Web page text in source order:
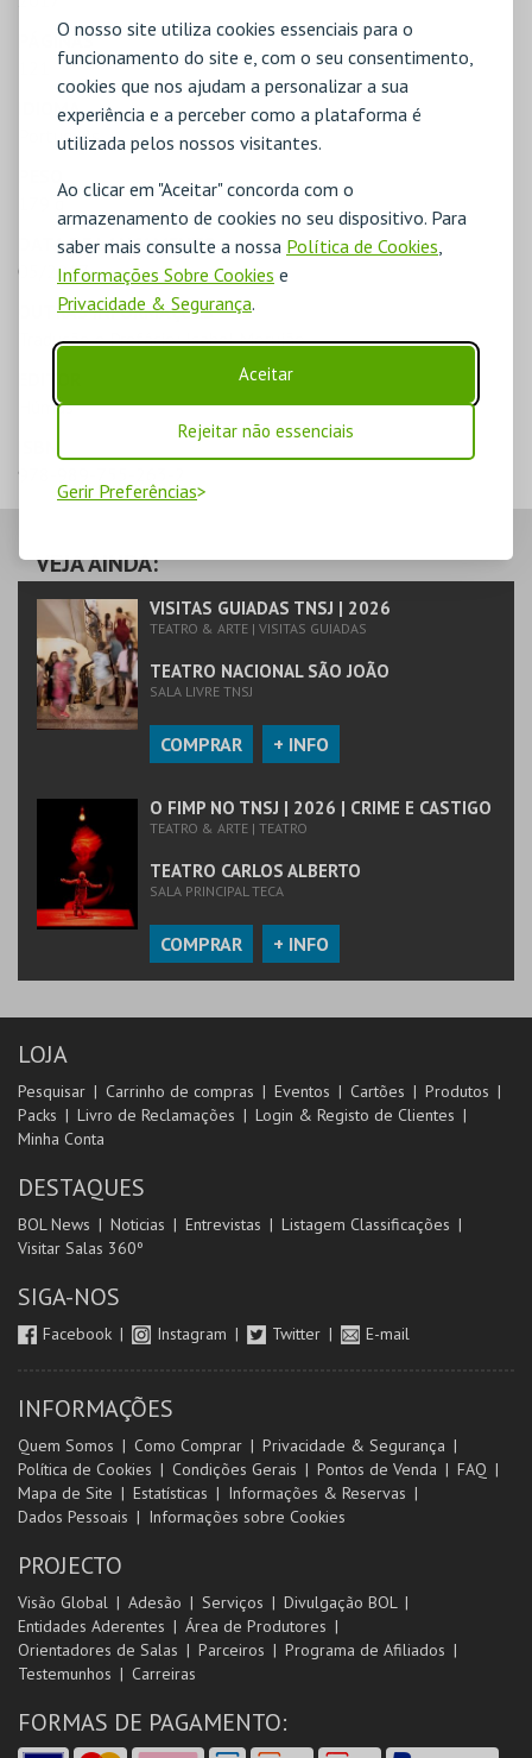
O nosso site utiliza cookies essenciais para o
funcionamento do site e, com o seu consentimento,
cookies que nos ajudam a personalizar a sua
experiência e a perceber como a plataforma é
utilizada pelos nossos visitantes.
Ao clicar em "Aceitar" concorda com o
armazenamento de cookies no seu dispositivo. Para
saber mais consulte a nossa Política de Cookies
Informações Sobre Cookies e
Privacidade & Segurança.
Aceitar
Rejeitar não essenciais
Gerir Preferências
PÁGINAS
IDIOMA
Português
179 g
DATA DE LANÇAMENTO
05/2017
OUTRAS INFORMAÇÕES
Tradução e Prefácio: Isabel Morujão
Húmus
978-989-755-263-2
VEJA AINDA:
VISITAS GUIADAS TNSJ | 2026
TEATRO & ARTE | VISITAS GUIADAS
TEATRO NACIONAL SÃO JOÃO
SALA LIVRE TNSJ
COMPRAR + INFO
O FIMP NO TNSJ | 2026 | CRIME E CASTIGO
TEATRO & ARTE | TEATRO
TEATRO CARLOS ALBERTO
SALA PRINCIPAL TECA
COMPRAR + INFO
LOJA
Pesquisar Carrinho de compras Eventos Cartões
Produtos
Packs
Livro de Reclamações
Login & Registo de Clientes
Minha Conta
DESTAQUES
BOL News Noticias Entrevistas
Listagem Classificações
Visitar Salas 360º
SIGA-NOS
Facebook Instagram Twitter E-mail
INFORMAÇÕES
Quem Somos Como Comprar
Privacidade & Segurança
Política de Cookies
Condições Gerais Pontos de Venda
FAQ
Mapa de Site
Estatísticas
Informações & Reservas
Dados Pessoais
Informações sobre Cookies
PROJECTO
Visão Global Adesão Serviços
Divulgação BOL
Entidades Aderentes
Área de Produtores
Orientadores de Salas
Parceiros
Programa de Afiliados
Testemunhos
Carreiras
FORMAS DE PAGAMENTO: